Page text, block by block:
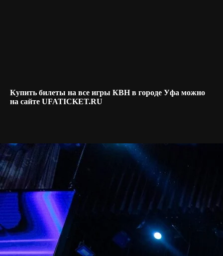
Купить билеты на все игры КВН в городе Уфа можно
на сайте UFATICKET.RU